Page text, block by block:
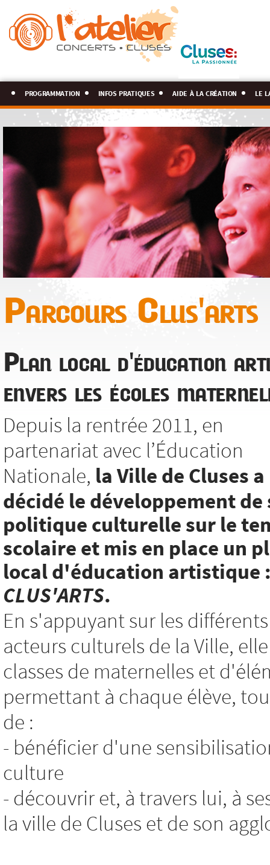
programmation infos pratiques aide à la création le
Parcours Clus'arts
Plan local d'éducation
envers les écoles
Depuis la rentrée 2011, en
partenariat avec l’Éducation
Nationale, la Ville de Cluses a
décidé le développement de
politique culturelle sur le
scolaire et mis en place un
local d'éducation artistique
CLUS'ARTS.
En s'appuyant sur les différents
acteurs culturels de la Ville,
classes de maternelles et
permettant à chaque élève,
de :
- bénéficier d'une
culture
- découvrir et, à travers lui, à
la ville de Cluses et de son